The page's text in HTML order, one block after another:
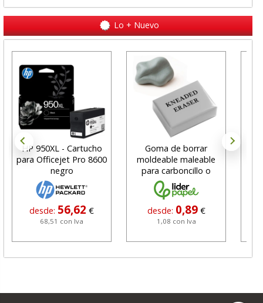
Lo + Nuevo
HP 950XL - Cartucho
para Officejet Pro 8600
negro
desde: 56,62 €
68,51 con Iva
Goma de borrar
moldeable maleable
para carboncillo o
grafito
desde: 0,89 €
1,08 con Iva